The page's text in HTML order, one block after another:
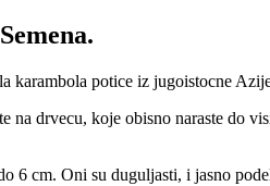
karambola potice iz jugoistocne
na drvecu, koje obisno naraste do
6 cm. Oni su duguljasti, i jasno